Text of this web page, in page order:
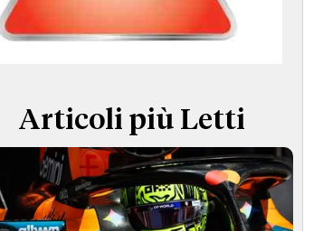
TERMINI e CONDIZIONI
Articoli più Letti